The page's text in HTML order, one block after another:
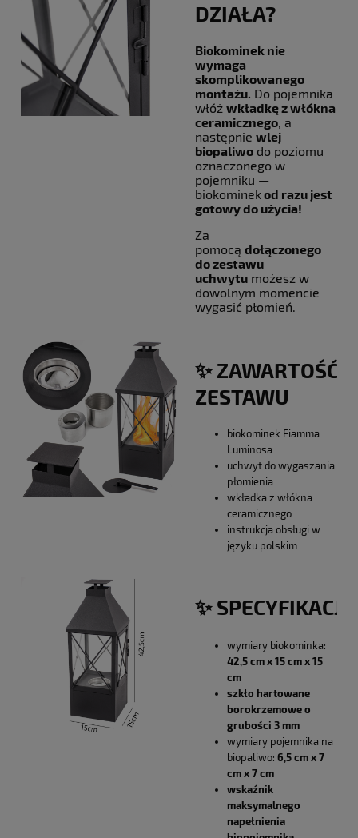
DZIAŁA?
Biokominek nie
wymaga
skomplikowanego
montażu. Do pojemnika
włóż wkładkę z włókna
ceramicznego , a
następnie wlej
biopaliwo do poziomu
oznaczonego w
pojemniku —
biokominekod razu jest
gotowy do użycia!
Za
pomocą dołączonego
do zestawu
uchwytu możesz w
dowolnym momencie
wygasić płomień.
✨ ZAWARTOŚĆ
ZESTAWU
biokominek Fiamma
Luminosa
uchwyt do wygaszania
płomienia
wkładka z włókna
ceramicznego
instrukcja obsługi w
języku polskim
✨ SPECYFIKACJA
wymiary biokominka:
42,5 cm x 15 cm x 15
cm
szkło hartowane
borokrzemowe o
grubości 3 mm
wymiary pojemnika na
biopaliwo: 6,5 cm x 7
cm x 7 cm
wskaźnik
maksymalnego
napełnienia